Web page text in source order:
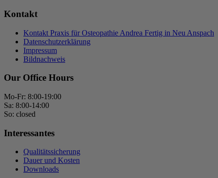
Kontakt
Kontakt Praxis für Osteopathie Andrea Fertig in Neu Anspach
Datenschutzerklärung
Impressum
Bildnachweis
Our Office Hours
Mo-Fr: 8:00-19:00
Sa: 8:00-14:00
So: closed
Interessantes
Qualitätssicherung
Dauer und Kosten
Downloads